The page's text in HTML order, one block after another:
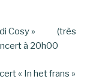
Cosy » (très
à 20h00
« In het frans »